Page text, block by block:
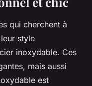
qui cherchent à
style
inoxydable. Ces
mais aussi
est